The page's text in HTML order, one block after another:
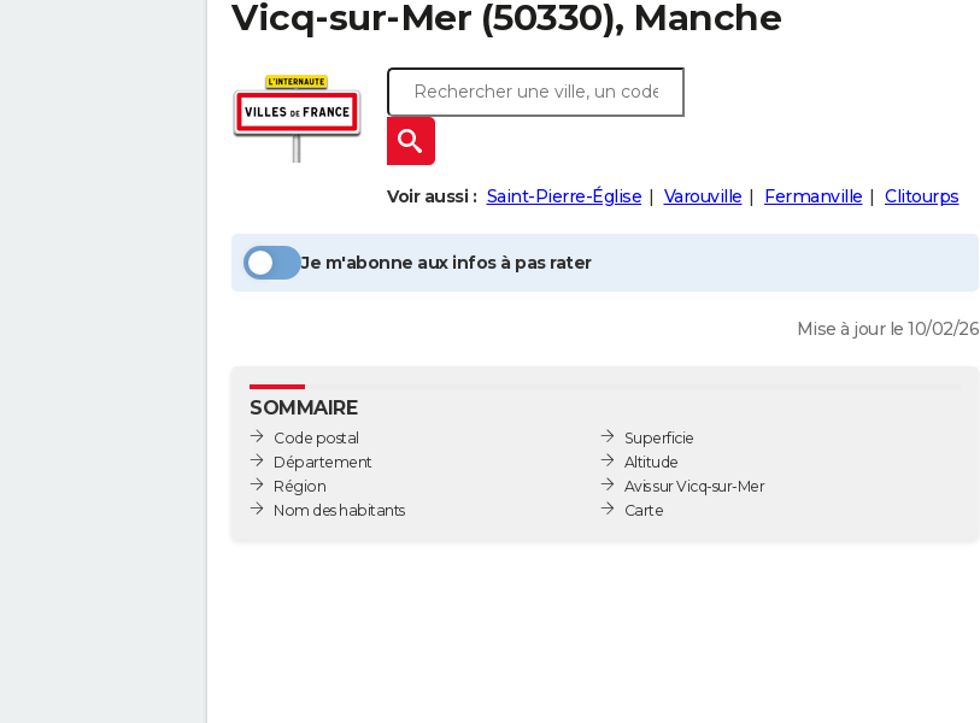
Vicq-sur-Mer (50330), Manche
Voir aussi : Saint-Pierre-Église Varouville Fermanville Clitourps
Je m'abonne aux infos à pas rater
Mise à jour le 10/02/26
SOMMAIRE
Code postal
Département
Région
Nom des habitants
Superficie
Altitude
Avis sur Vicq-sur-Mer
Carte